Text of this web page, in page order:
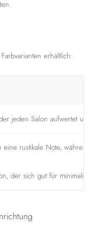
erhältlich:
jeden Salon aufwertet
eine rustikale Note,
der sich gut für